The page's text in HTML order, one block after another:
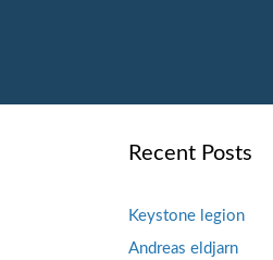
Recent Posts
Keystone legion
Andreas eldjarn